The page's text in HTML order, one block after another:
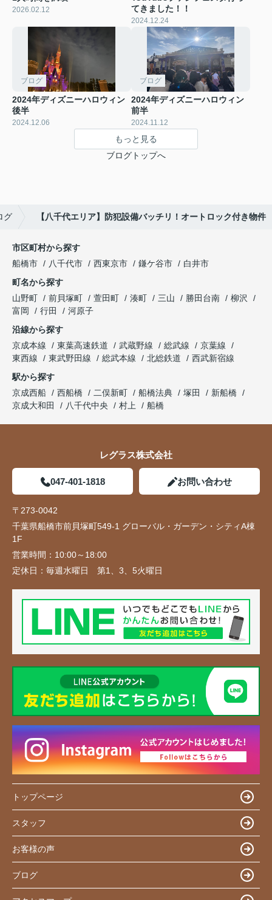
2026.02.12
てきました！！
2024.12.24
ブログ
2024年ディズニーハロウィン
後半
2024.12.06
ブログ
2024年ディズニーハロウィン
前半
2024.11.12
もっと見る
ブログトップへ
グ 【八千代エリア】防犯設備バッチリ！オートロック付き物件
市区町村から探す
船橋市
八千代市 西東京市 鎌ケ谷市
白井市
町名から探す
山野町
前貝塚町 萱田町 湊町 三山 勝田台南
柳沢
富岡
行田
河原子
沿線から探す
京成本線
東葉高速鉄道 武蔵野線 総武線
京葉線
東西線
東武野田線 総武本線 北総鉄道
西武新宿線
駅から探す
京成西船
西船橋 二俣新町 船橋法典 塚田
新船橋
京成大和田
八千代中央 村上 船橋
レグラス株式会社
047-401-1818 お問い合わせ
〒273-0042
千葉県船橋市前貝塚町549-1 グローバル・ガーデン・シティA棟
1F
営業時間： 10:00～18:00
定休日： 毎週水曜日 第1、3、5火曜日
トップページ
スタッフ
お客様の声
ブログ